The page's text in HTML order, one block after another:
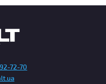
органы брюшной полости;
в животе и бесплодия;
системы;
полости.
72-70